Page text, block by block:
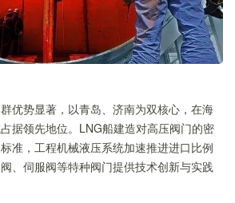
优势显著，以青岛、济南为双核心，在海
据领先地位。LNG船建造对高压阀门的密
准，工程机械液压系统加速推进进口比例
、伺服阀等特种阀门提供技术创新与实践